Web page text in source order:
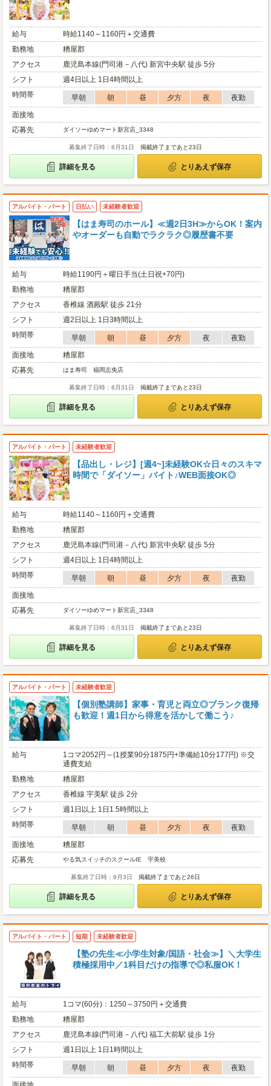
給与
時給1140～1160円＋交通費
勤務地
糟屋郡
アクセス
鹿児島本線(門司港－八代) 新宮中央駅 徒歩 5分
シフト
週4日以上 1日4時間以上
時間帯
早朝 朝 昼 夕方 夜
夜勤
面接地
応募先
ダイソーゆめマート新宮店_3348
募集終了日時：8月31日 掲載終了まであと23日
詳細を見る とりあえず保存
アルバイト・パート 日払い 未経験者歓迎
【はま寿司のホール】≪週2日3H≫からOK！案内
やオーダーも自動でラクラク◎履歴書不要
給与
時給1190円＋曜日手当(土日祝+70円)
勤務地
糟屋郡
アクセス
香椎線 酒殿駅 徒歩 21分
シフト
週2日以上 1日3時間以上
時間帯
早朝 朝 昼 夕方 夜
夜勤
面接地
糟屋郡
応募先
はま寿司 福岡志免店
募集終了日時：8月31日 掲載終了まであと23日
詳細を見る とりあえず保存
アルバイト・パート 未経験者歓迎
【品出し・レジ】[週4~]未経験OK☆日々のスキマ
時間で「ダイソー」バイト♪WEB面接OK◎
給与
時給1140～1160円＋交通費
勤務地
糟屋郡
アクセス
鹿児島本線(門司港－八代) 新宮中央駅 徒歩 5分
シフト
週4日以上 1日4時間以上
時間帯
早朝 朝 昼 夕方 夜
夜勤
面接地
応募先
ダイソーゆめマート新宮店_3348
募集終了日時：8月31日 掲載終了まであと23日
詳細を見る とりあえず保存
アルバイト・パート 未経験者歓迎
【個別塾講師】家事・育児と両立◎ブランク復帰
も歓迎！週1日から得意を活かして働こう♪
給与
1コマ2052円～(1授業90分1875円+準備給10分177円) ※交
通費支給
勤務地
糟屋郡
アクセス
香椎線 宇美駅 徒歩 2分
シフト
週1日以上 1日1.5時間以上
時間帯
早朝 朝 昼 夕方 夜
夜勤
面接地
糟屋郡
応募先
やる気スイッチのスクールIE 宇美校
募集終了日時：9月3日 掲載終了まであと26日
詳細を見る とりあえず保存
アルバイト・パート 短期 未経験者歓迎
【塾の先生≪小学生対象/国語・社会≫】＼大学生
積極採用中／1科目だけの指導で◎私服OK！
給与
1コマ(60分)：1250～3750円＋交通費
勤務地
糟屋郡
アクセス
鹿児島本線(門司港－八代) 福工大前駅 徒歩 1分
シフト
週1日以上 1日1時間以上
時間帯
早朝 朝 昼 夕方 夜
夜勤